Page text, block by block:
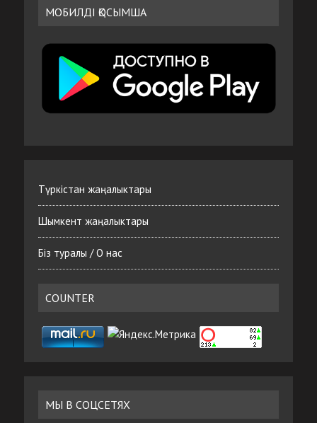
МОБИЛДІ ҚОСЫМША
Түркістан жаңалыктары
Шымкент жаңалыктары
Біз туралы / О нас
COUNTER
МЫ В СОЦСЕТЯХ